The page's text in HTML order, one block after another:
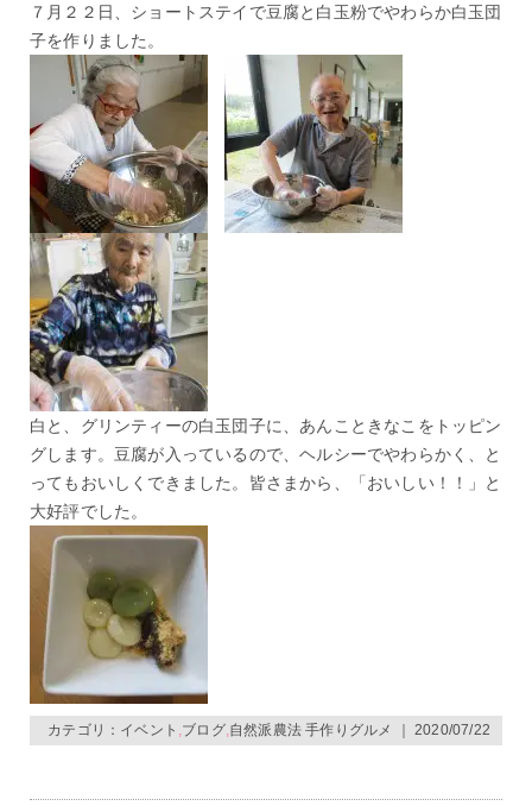
７月２２日、ショートステイで豆腐と白玉粉でやわらか白玉団
子を作りました。
白と、グリンティーの白玉団子に、あんこときなこをトッピン
グします。豆腐が入っているので、ヘルシーでやわらかく、と
ってもおいしくできました。皆さまから、「おいしい！！」と
大好評でした。
カテゴリ： イベント ブログ, 自然派農法 手作りグルメ ｜ 2020/07/22